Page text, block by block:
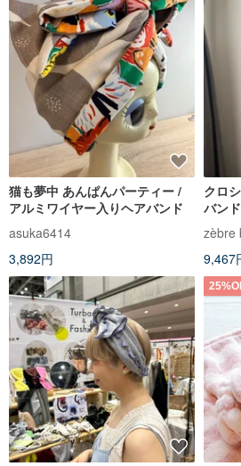
猫も夢中 あんぱんパーティー /
アルミワイヤー入りヘアバンド
asuka6414
3,892円
クロ
バン
ットン
zèbre
9,467